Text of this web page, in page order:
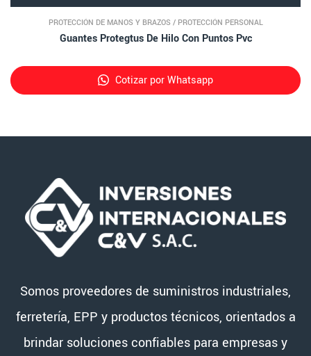
PROTECCIÓN DE MANOS Y BRAZOS / PROTECCIÓN PERSONAL
Guantes Protegtus De Hilo Con Puntos Pvc
Cotizar por Whatsapp
Somos proveedores de suministros industriales,
ferretería, EPP y productos técnicos, orientados a
brindar soluciones confiables para empresas y